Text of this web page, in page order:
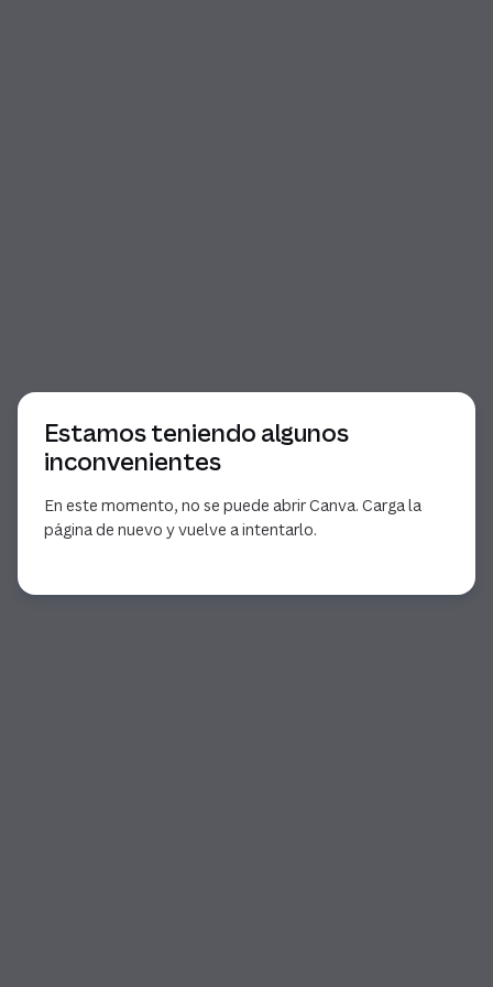
Estamos teniendo algunos
inconvenientes
En este momento, no se puede abrir Canva. Carga la
página de nuevo y vuelve a intentarlo.